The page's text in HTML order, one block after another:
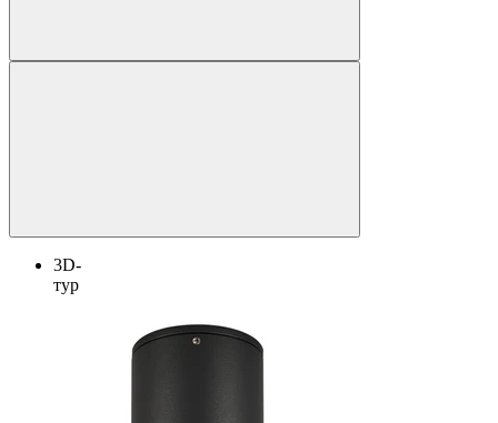
3D-
тур